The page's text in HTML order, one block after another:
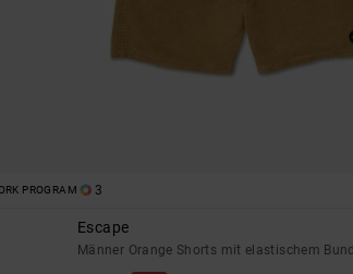
PROGRAM 3
Escape
Männer Orange Shorts mit elastischem Bund